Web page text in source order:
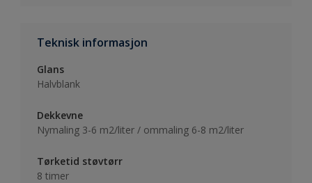
Teknisk informasjon
Glans
Halvblank
Dekkevne
Nymaling 3-6 m2/liter / ommaling 6-8 m2/liter
Tørketid støvtørr
8 timer